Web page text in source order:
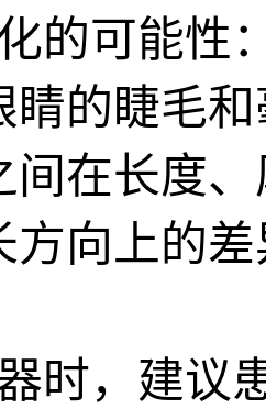
的可能性
睛的睫毛
间在长度
方向上的
时，建议